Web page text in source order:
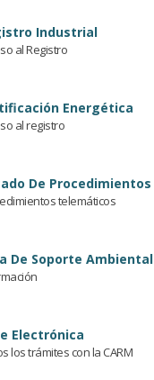
Industrial
al Registro
Energética
al registro
De Procedimientos
telemáticos
De Soporte Ambiental
Electrónica
los trámites con la CARM